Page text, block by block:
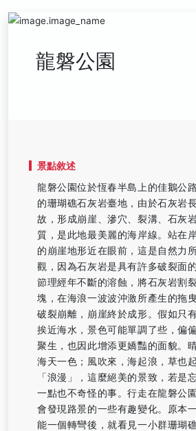
龍磐公園
景點敘述
龍磐公園位於恆春半島上的佳鵝公
的珊瑚礁石灰岩臺地，由於石灰岩
故，形成崩崖、滲穴、裂溝、石灰
質，是此地最美麗的海岸線。站在
的崩崖地形近在眼前，這是自然力
觀，因為石灰岩是具有許多破裂面
節理經年不斷的溶蝕，將石灰岩割
塊，在海浪一波波沖激所產生的拖
破裂崩離，崩崖終於成形。假如只
挨近海水，景色可能單調了些，偏
聚生，也因此增添更嬌豔的面貌。
海天一色；風吹來，海起浪，草也
「浪漫」，這麼絕美的景致，若是
一點也不奇怪的事。行走在龍磐公
會發現路景的一些有趣變化。原本
能一個轉彎後，就看見一小群珊瑚